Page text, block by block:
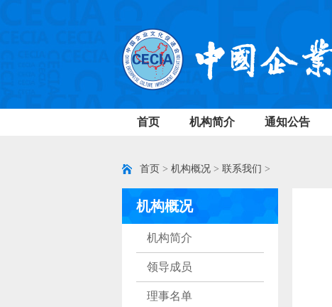
首页 机构简介 通知公告
首页 > 机构概况 > 联系我们 >
机构概况
机构简介
领导成员
理事名单